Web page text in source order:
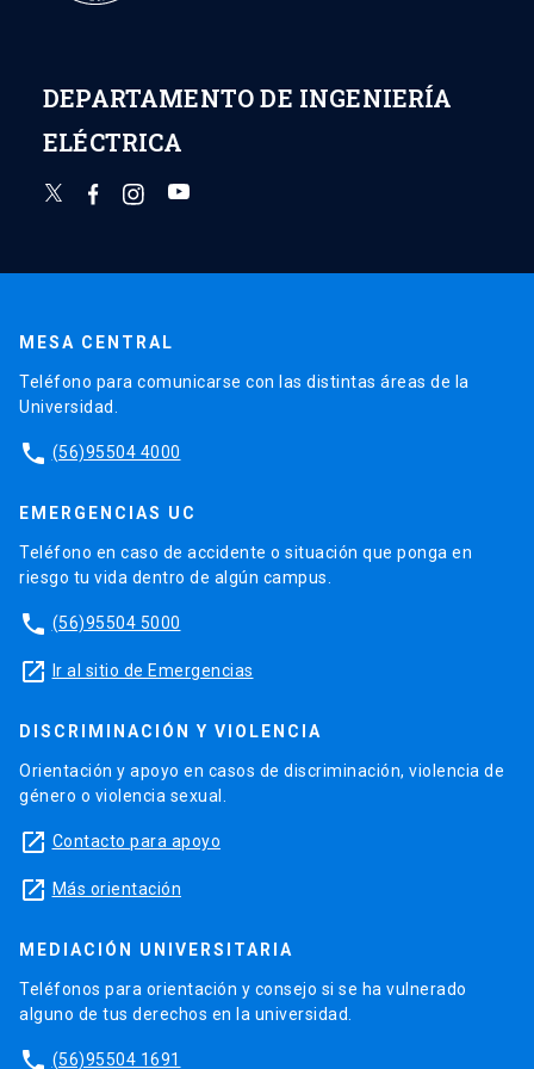
DEPARTAMENTO DE INGENIERÍA
ELÉCTRICA
MESA CENTRAL
Teléfono para comunicarse con las distintas áreas de la
Universidad.
phone (56)95504 4000
EMERGENCIAS UC
Teléfono en caso de accidente o situación que ponga en
riesgo tu vida dentro de algún campus.
phone (56)95504 5000
launch Ir al sitio de Emergencias
DISCRIMINACIÓN Y VIOLENCIA
Orientación y apoyo en casos de discriminación, violencia de
género o violencia sexual.
launch Contacto para apoyo
launch Más orientación
MEDIACIÓN UNIVERSITARIA
Teléfonos para orientación y consejo si se ha vulnerado
alguno de tus derechos en la universidad.
phone (56)95504 1691